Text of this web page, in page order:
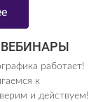
работает!
к
и действуем!